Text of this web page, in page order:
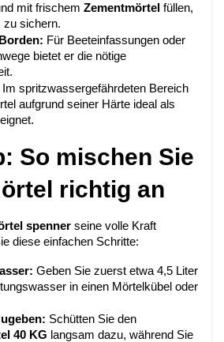
mit frischem Zementmörtel füllen,
zu sichern.
Für Beeteinfassungen oder
bietet er die nötige
Im spritzwassergefährdeten Bereich
aufgrund seiner Härte ideal als
So mischen Sie
richtig an
spenner seine volle Kraft
diese einfachen Schritte:
Geben Sie zuerst etwa 4,5 Liter
in einen Mörtelkübel oder
40 KG langsam dazu, während Sie